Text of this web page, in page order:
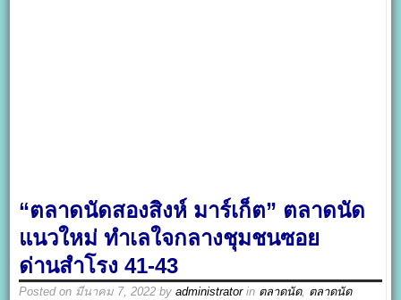
“ตลาดนัดสองสิงห์ มาร์เก็ต” ตลาดนัด
แนวใหม่ ทำเลใจกลางชุมชนซอย
ด่านสำโรง 41-43
Posted on มีนาคม 7, 2022 byadministratorin ตลาดนัด, ตลาดนัด